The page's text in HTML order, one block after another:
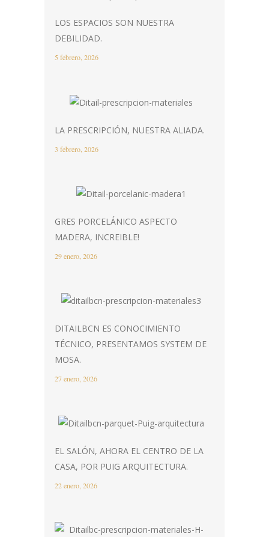
LOS ESPACIOS SON NUESTRA
DEBILIDAD.
5 febrero, 2026
LA PRESCRIPCIÓN, NUESTRA ALIADA.
3 febrero, 2026
GRES PORCELÁNICO ASPECTO
MADERA, INCREIBLE!
29 enero, 2026
DITAILBCN ES CONOCIMIENTO
TÉCNICO, PRESENTAMOS SYSTEM DE
MOSA.
27 enero, 2026
EL SALÓN, AHORA EL CENTRO DE LA
CASA, POR PUIG ARQUITECTURA.
22 enero, 2026